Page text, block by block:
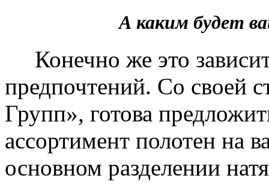
А каким будет
Конечно же это
предпочтений. Со своей
Групп», готова
ассортимент полотен на
основном разделении